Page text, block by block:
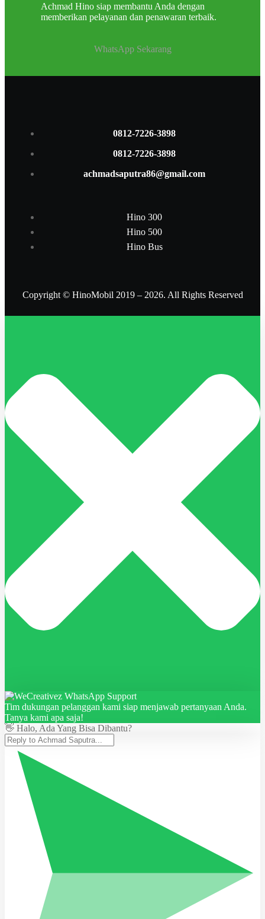
Achmad Hino siap membantu Anda dengan
memberikan pelayanan dan penawaran terbaik.
WhatsApp Sekarang
0812-7226-3898
0812-7226-3898
achmadsaputra86@gmail.com
Hino 300
Hino 500
Hino Bus
Copyright © HinoMobil 2019 – 2026. All Rights Reserved
Tim dukungan pelanggan kami siap menjawab pertanyaan Anda.
Tanya kami apa saja!
👋 Halo, Ada Yang Bisa Dibantu?